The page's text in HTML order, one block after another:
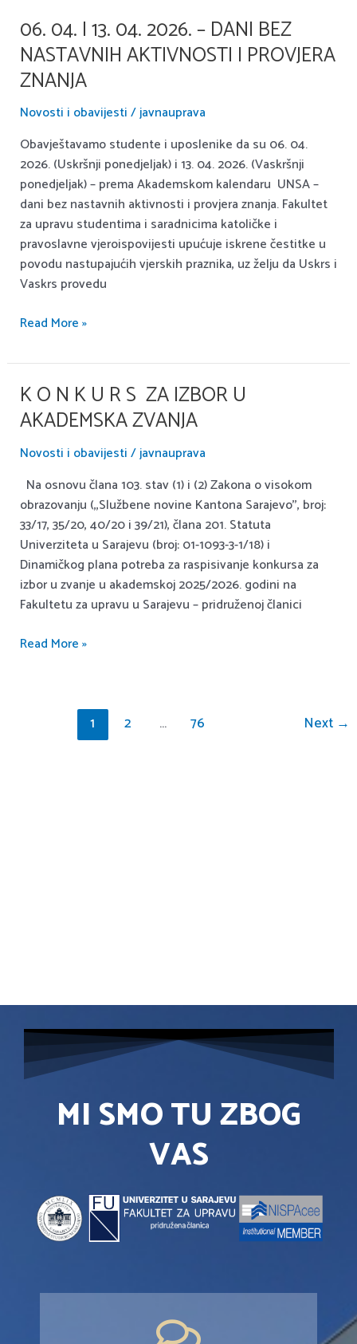
06. 04. I 13. 04. 2026. – DANI BEZ
NASTAVNIH AKTIVNOSTI I PROVJERA
ZNANJA
Novosti i obavijesti/javnauprava
Obavještavamo studente i uposlenike da su 06. 04.
2026. (Uskršnji ponedjeljak) i 13. 04. 2026. (Vaskršnji
ponedjeljak) – prema Akademskom kalendaru UNSA –
dani bez nastavnih aktivnosti i provjera znanja. Fakultet
za upravu studentima i saradnicima katoličke i
pravoslavne vjeroispovijesti upućuje iskrene čestitke u
povodu nastupajućih vjerskih praznika, uz želju da Uskrs i
Vaskrs provedu
06.
04.
i
13.
04.
–
dani
bez
nastavnih
aktivnosti
i
provjera
znanja
Read More »
K O N K U R S ZA IZBOR U
AKADEMSKA ZVANJA
Novosti i obavijesti/javnauprava
Na osnovu člana 103. stav (1) i (2) Zakona o visokom
obrazovanju (,,Službene novine Kantona Sarajevo’’, broj:
33/17, 35/20, 40/20 i 39/21), člana 201. Statuta
Univerziteta u Sarajevu (broj: 01-1093-3-1/18) i
Dinamičkog plana potreba za raspisivanje konkursa za
izbor u zvanje u akademskoj 2025/2026. godini na
Fakultetu za upravu u Sarajevu – pridruženoj članici
K
O
N
K
S
za
izbor
u
akademska
zvanja
Read More »
1 2 … 76 Next →
MI SMO TU ZBOG
VAS